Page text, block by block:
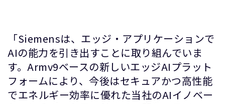
「Siemensは、エッジ・アプリケーションで
AIの能力を引き出すことに取り組んでいま
す。Armv9ベースの新しいエッジAIプラット
フォームにより、今後はセキュアかつ高性能
でエネルギー効率に優れた当社のAIイノベー